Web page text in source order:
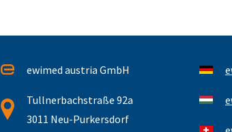
ewimed austria GmbH
Tullnerbachstraße 92a
3011 Neu-Purkersdorf